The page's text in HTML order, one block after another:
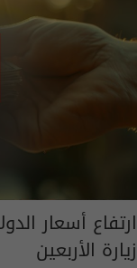
ارتفاع أسعار
زيارة الأربعين